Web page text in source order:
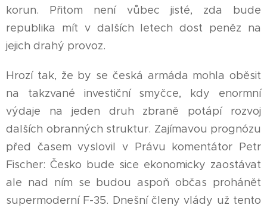
korun. Přitom není vůbec jisté, zda bude
republika mít v dalších letech dost peněz na
jejich drahý provoz.
Hrozí tak, že by se česká armáda mohla oběsit
na takzvané investiční smyčce, kdy enormní
výdaje na jeden druh zbraně potápí rozvoj
dalších obranných struktur. Zajímavou prognózu
před časem vyslovil v Právu komentátor Petr
Fischer: Česko bude sice ekonomicky zaostávat
ale nad ním se budou aspoň občas prohánět
supermoderní F-35. Dnešní členy vlády už tento